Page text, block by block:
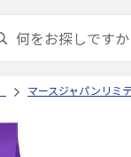
マースジャパンリミ